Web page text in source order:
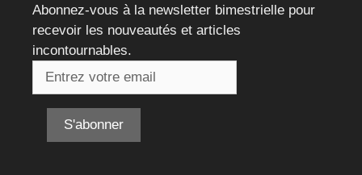
Abonnez-vous à la newsletter bimestrielle pour
recevoir les nouveautés et articles
incontournables.